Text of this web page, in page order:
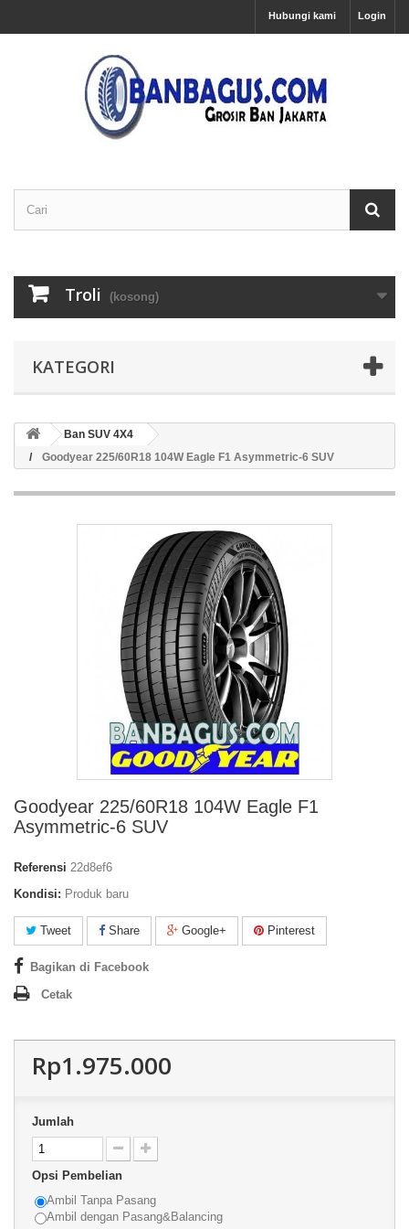
Login
Hubungi kami
Troli (kosong)
KATEGORI
Ban SUV 4X4
Goodyear 225/60R18 104W Eagle F1 Asymmetric-6 SUV
Goodyear 225/60R18 104W Eagle F1
Asymmetric-6 SUV
Referensi 22d8ef6
Kondisi: Produk baru
Tweet Share Google+ Pinterest
Bagikan di Facebook
Cetak
Rp1.975.000
Jumlah
Opsi Pembelian
Ambil Tanpa Pasang
Ambil dengan Pasang&Balancing